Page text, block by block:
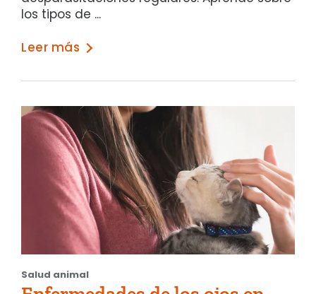
los tipos de ...
Leer más
Salud animal